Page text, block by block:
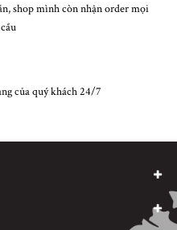
shop mình còn nhận order mọi
của quý khách 24/7